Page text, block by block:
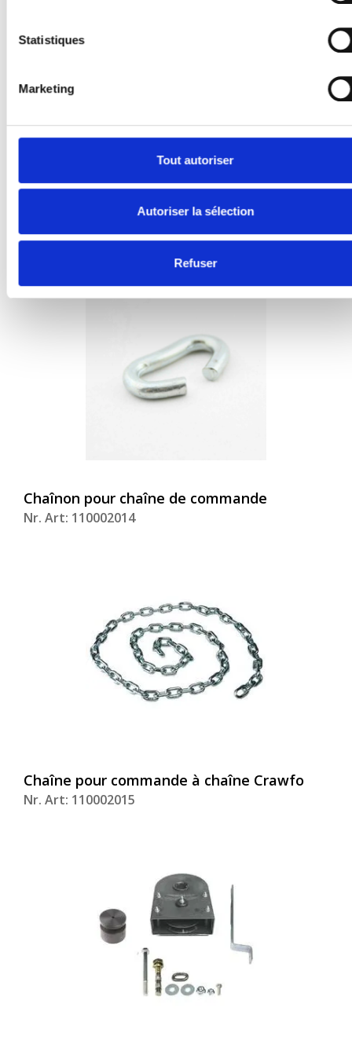
Statistiques
Marketing
Tout autoriser
Autoriser la sélection
Refuser
Treuil à chaîne Crawford transmission 1:5
Nr. Art: 110002011
Chaînon pour chaîne de commande
Nr. Art: 110002014
Chaîne pour commande à chaîne Crawfo
Nr. Art: 110002015